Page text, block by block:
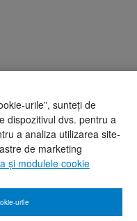
urile”, sunteți de
dispozitivul dvs. pentru a
a analiza utilizarea site-
de marketing
și modulele cookie
urile